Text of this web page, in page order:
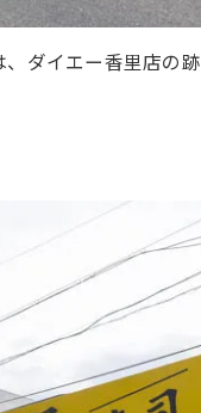
ダイエー香里店の跡